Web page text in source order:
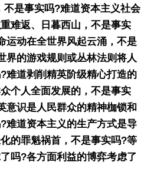
是事实吗?难道资本主义社会
难返、日暮西山，不是事实
运动在全世界风起云涌，不是
界的游戏规则或丛林法则将人
难道剥削精英阶级精心打造的
个人全面发展的，不是事实
意识是人民群众的精神枷锁和
难道资本主义的生产方式是导
的罪魁祸首，不是事实吗?等
吗?各方面利益的博弈考虑了